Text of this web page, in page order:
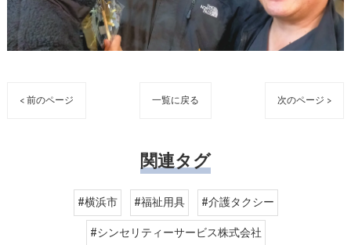
< 前のページ 一覧に戻る 次のページ >
関連タグ
#横浜市 #福祉用具
#介護タクシー
#シンセリティーサービス株式会社